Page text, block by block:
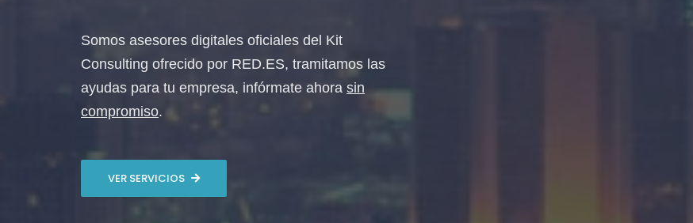
Somos asesores digitales oficiales del Kit
Consulting ofrecido por RED.ES, tramitamos las
ayudas para tu empresa, infórmate ahora sin
compromiso.
VER SERVICIOS